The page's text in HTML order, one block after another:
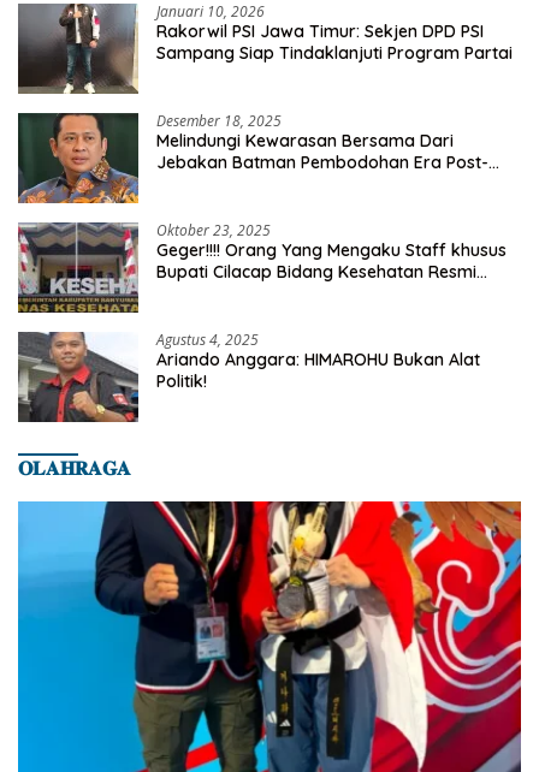
Januari 10, 2026
Rakorwil PSI Jawa Timur: Sekjen DPD PSI
Sampang Siap Tindaklanjuti Program Partai
Desember 18, 2025
Melindungi Kewarasan Bersama Dari
Jebakan Batman Pembodohan Era Post-
Oktober 23, 2025
Geger!!!! Orang Yang Mengaku Staff khusus
Bupati Cilacap Bidang Kesehatan Resmi
Agustus 4, 2025
Ariando Anggara: HIMAROHU Bukan Alat
Politik!
𝐎𝐋𝐀𝐇𝐑𝐀𝐆𝐀